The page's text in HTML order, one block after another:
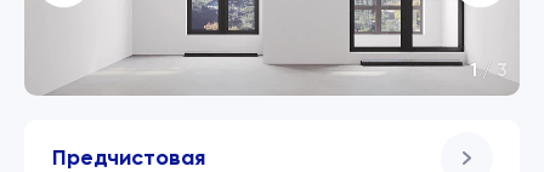
Предчистовая
1 /3